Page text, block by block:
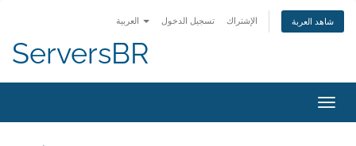
تسجيل الدخول الإشتراك شاهد العربة
ServersBR
تبديل
التنقل